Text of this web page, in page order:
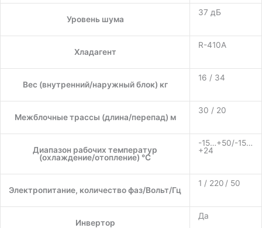
Уровень шума
37 дБ
Хладагент
R-410A
Вес (внутренний/наружный блок) кг
16 / 34
Межблочные трассы (длина/перепад) м
30 / 20
Диапазон рабочих температур
(охлаждение/отопление) °C
-15…+50/-15…
+24
Электропитание, количество фаз/Вольт/Гц
1 / 220 / 50
Инвертор
Да